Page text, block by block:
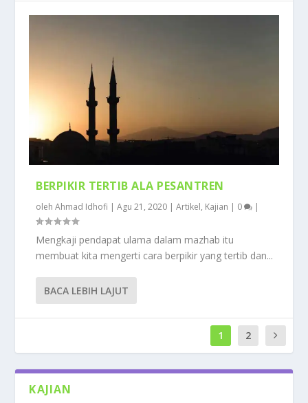
BERPIKIR TERTIB ALA PESANTREN
olehAhmad Idhofi |Agu 21, 2020 |Artikel, Kajian | 0 |
Mengkaji pendapat ulama dalam mazhab itu
membuat kita mengerti cara berpikir yang tertib dan...
BACA LEBIH LAJUT
1 2
KAJIAN